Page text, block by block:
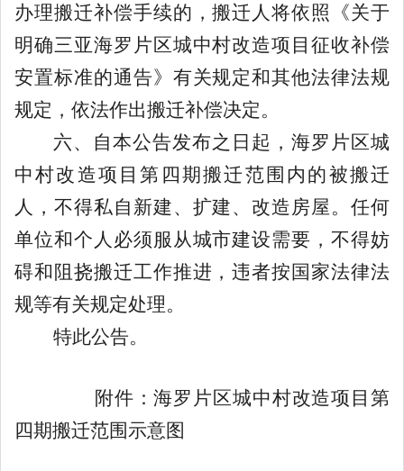
办理搬迁补偿手续的，搬迁人将依照
《关于
明确三亚海罗片区城中村改造项目征收补偿
安置标准的通告》 有关规定和其他法律法规
规定，依法作出搬迁补偿决定。
六、
自本公告发布之日起，海罗片区城
中村改造项目第四期搬迁范围内的被搬迁
人，不得私自新建、扩建、改造房屋。任何
单位和个人必须服从城市建设需要，不得妨
碍和 阻挠搬迁工作推进，违者按国家法律法
规等有关规定处理。
特此公告。
附件：海罗片区城中村改造项目第
四期搬迁范围示意图